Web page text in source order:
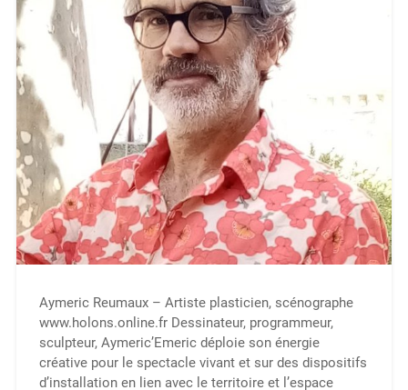
Aymeric Reumaux – Artiste plasticien, scénographe
www.holons.online.fr­ Dessinateur, programmeur,
sculpteur, Aymeric’Emeric déploie son énergie
créative pour le spectacle vivant et sur des dispositifs
d’installation en lien avec le territoire et l’espace